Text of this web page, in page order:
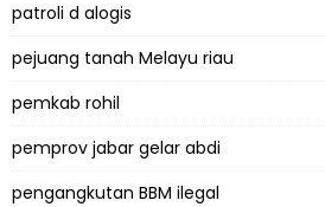
patroli d alogis
pejuang tanah Melayu riau
pemkab rohil
pemprov jabar gelar abdi
pengangkutan BBM ilegal